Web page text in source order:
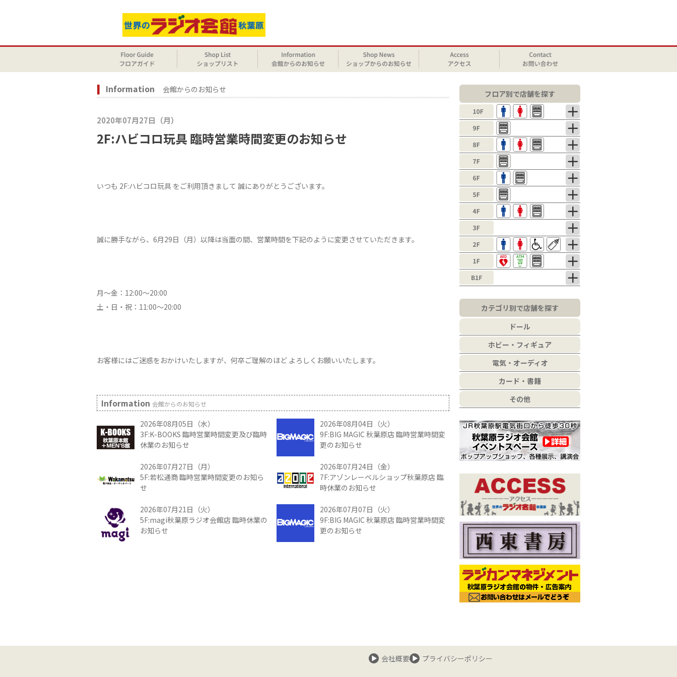
Information 会館からのお知らせ
2020年07月27日（月）
2F:ハビコロ玩具 臨時営業時間変更のお知らせ
いつも 2F:ハビコロ玩具 をご利用頂きまして 誠にありがとうございます。
誠に勝手ながら、6月29日（月）以降は当面の間、営業時間を下記のように変更させていただきます。
月～金：12:00～20:00
土・日・祝：11:00～20:00
お客様にはご迷惑をおかけいたしますが、何卒ご理解のほど よろしくお願いいたします。
Information 会館からのお知らせ
2026年08月05日（水）
3F:K-BOOKS 臨時営業時間変更及び臨時
休業のお知らせ
2026年08月04日（火）
9F:BIG MAGIC 秋葉原店 臨時営業時間変
更のお知らせ
2026年07月27日（月）
5F:若松通商 臨時営業時間変更のお知ら
せ
2026年07月24日（金）
7F:アゾンレーベルショップ秋葉原店 臨
時休業のお知らせ
2026年07月21日（火）
5F:magi秋葉原ラジオ会館店 臨時休業の
お知らせ
2026年07月07日（火）
9F:BIG MAGIC 秋葉原店 臨時営業時間変
更のお知らせ
フロア別で店舗を探す
カテゴリ別で店舗を探す
ドール
ホビー・フィギュア
電気・オーディオ
カード・書籍
その他
会社概要 プライバシーポリシー